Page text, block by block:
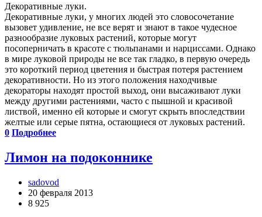
Декоративные луки.
Декоративные луки, у многих людей это словосочетание
вызовет удивление, не все верят и знают в такое чудесное
разнообразие луковых растений, которые могут
посоперничать в красоте с тюльпанами и нарциссами. Однако
в мире луковой природы не все так гладко, в первую очередь
это короткий период цветения и быстрая потеря растением
декоративности. Но из этого положения находчивые
декораторы находят простой выход, они высаживают луки
между другими растениями, часто с пышной и красивой
листвой, именно ей которые и смогут скрыть впоследствии
желтые или серые пятна, остающиеся от луковых растений.
0 Подробнее
Лимон на подоконнике
sadovod
20 февраля 2013
8 925